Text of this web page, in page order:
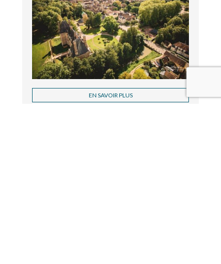
EN SAVOIR PLUS